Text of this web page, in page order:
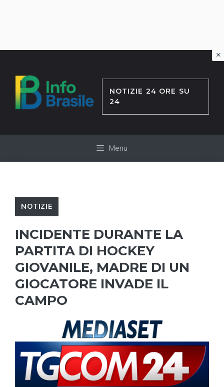
contenuto
NOTIZIE 24 ORE SU
24
Menu
NOTIZIE
INCIDENTE DURANTE LA
PARTITA DI HOCKEY
GIOVANILE, MADRE DI UN
GIOCATORE INVADE IL
CAMPO
×